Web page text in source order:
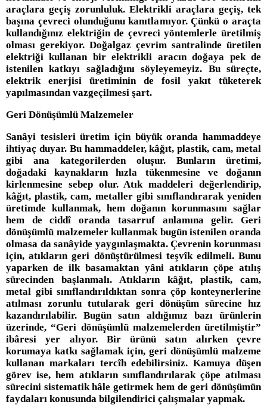
araçlara geçiş zorunluluk. Elektrikli araçlara geçiş, tek
başına çevreci olunduğunu kanıtlamıyor. Çünkü o araçta
kullandığınız elektriğin de çevreci yöntemlerle üretilmiş
olması gerekiyor. Doğalgaz çevrim santralinde üretilen
elektriği kullanan bir elektrikli aracın doğaya pek de
istenilen katkıyı sağladığını söyleyemeyiz. Bu süreçte,
elektrik enerjisi üretiminin de fosil yakıt tüketerek
yapılmasından vazgeçilmesi şart.
Geri Dönüşümlü Malzemeler
Sanâyi tesisleri üretim için büyük oranda hammaddeye
ihtiyaç duyar. Bu hammaddeler, kâğıt, plastik, cam, metal
gibi ana kategorilerden oluşur. Bunların üretimi,
doğadaki kaynakların hızla tükenmesine ve doğanın
kirlenmesine sebep olur. Atık maddeleri değerlendirip,
kâğıt, plastik, cam, metaller gibi sınıflandırarak yeniden
üretimde kullanmak, hem doğanın korunmasını sağlar
hem de ciddî oranda tasarruf anlamına gelir. Geri
dönüşümlü malzemeler kullanmak bugün istenilen oranda
olmasa da sanâyide yaygınlaşmakta. Çevrenin korunması
için, atıkların geri dönüştürülmesi teşvîk edilmeli. Bunu
yaparken de ilk basamaktan yâni atıkların çöpe atılış
sürecinden başlanmalı. Atıkların kâğıt, plastik, cam,
metal gibi sınıflandırıldıktan sonra çöp konteynerlerine
atılması zorunlu tutularak geri dönüşüm sürecine hız
kazandırılabilir. Bugün satın aldığımız bazı ürünlerin
üzerinde, “Geri dönüşümlü malzemelerden üretilmiştir”
ibâresi yer alıyor. Bir ürünü satın alırken çevre
korumaya katkı sağlamak için, geri dönüşümlü malzeme
kullanan markaları tercîh edebilirsiniz. Kamuya düşen
görev ise, hem atıkların sınıflandırılarak çöpe atılması
sürecini sistematik hâle getirmek hem de geri dönüşümün
faydaları konusunda bilgilendirici çalışmalar yapmak.